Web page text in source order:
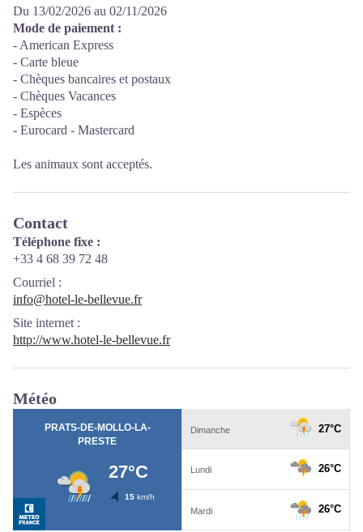
Du 13/02/2026 au 02/11/2026
Mode de paiement :
- American Express
- Carte bleue
- Chèques bancaires et postaux
- Chèques Vacances
- Espèces
- Eurocard - Mastercard
Les animaux sont acceptés.
Contact
Téléphone fixe :
+33 4 68 39 72 48
Courriel :
info@hotel-le-bellevue.fr
Site internet :
http://www.hotel-le-bellevue.fr
Météo